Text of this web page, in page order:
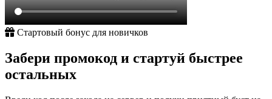
Стартовый бонус для новичков
Забери промокод и стартуй быстрее
остальных